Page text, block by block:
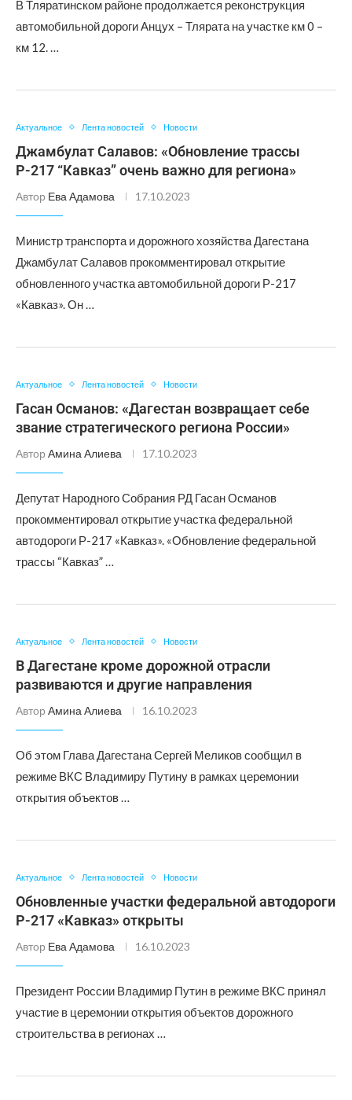
В Тляратинском районе продолжается реконструкция
автомобильной дороги Анцух – Тлярата на участке км 0 –
км 12. …
Актуальное Лента новостей Новости
Джамбулат Салавов: «Обновление трассы
Р-217 “Кавказ” очень важно для региона»
Автор Ева Адамова 17.10.2023
Министр транспорта и дорожного хозяйства Дагестана
Джамбулат Салавов прокомментировал открытие
обновленного участка автомобильной дороги Р-217
«Кавказ». Он …
Актуальное Лента новостей Новости
Гасан Османов: «Дагестан возвращает себе
звание стратегического региона России»
Автор Амина Алиева 17.10.2023
Депутат Народного Собрания РД Гасан Османов
прокомментировал открытие участка федеральной
автодороги Р-217 «Кавказ». «Обновление федеральной
трассы “Кавказ” …
Актуальное Лента новостей Новости
В Дагестане кроме дорожной отрасли
развиваются и другие направления
Автор Амина Алиева 16.10.2023
Об этом Глава Дагестана Сергей Меликов сообщил в
режиме ВКС Владимиру Путину в рамках церемонии
открытия объектов …
Актуальное Лента новостей Новости
Обновленные участки федеральной автодороги
Р-217 «Кавказ» открыты
Автор Ева Адамова 16.10.2023
Президент России Владимир Путин в режиме ВКС принял
участие в церемонии открытия объектов дорожного
строительства в регионах …